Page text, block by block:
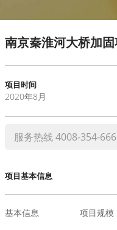
水泥基系统
新能源系统
案例中心
南京秦淮河大桥加固
项目时间
2020年8月
服务热线 4008-354-666
项目基本信息
基本信息 项目规模